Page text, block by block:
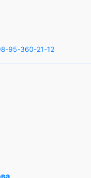
95-360-21-12